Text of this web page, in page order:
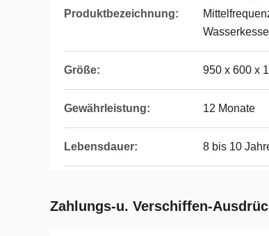
Produktbezeichnung:
Größe: 950 x 600 x
Gewährleistung: 12 Monate
Lebensdauer: 8 bis 10
Zahlungs-u. Verschiffen-